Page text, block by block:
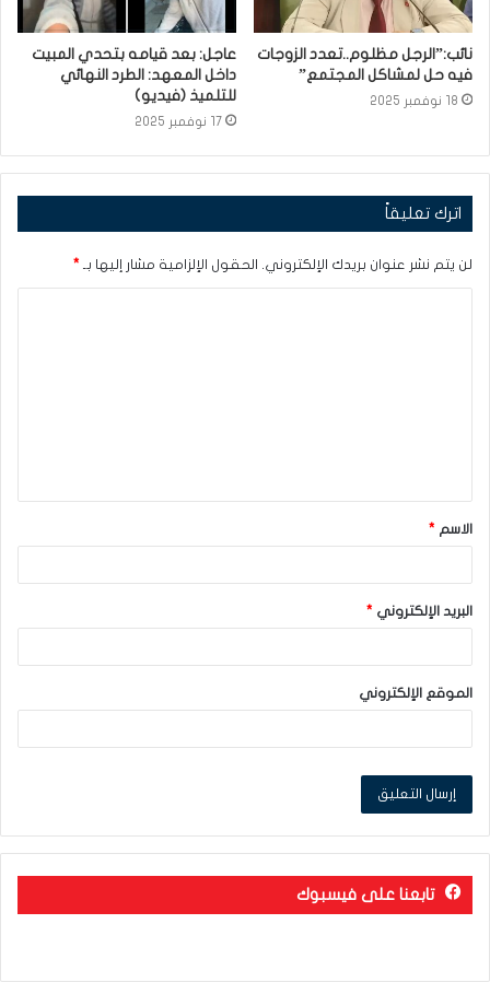
نائب:”الرجل مظلوم..تعدد الزوجات
فيه حل لمشاكل المجتمع”
18 نوفمبر 2025
عاجل: بعد قيامه بتحدي المبيت
داخل المعهد: الطرد النهائي
للتلميذ (فيديو)
17 نوفمبر 2025
اترك تعليقاً
لن يتم نشر عنوان بريدك الإلكتروني. الحقول الإلزامية مشار إليها بـ *
ق
*
الاسم *
البريد الإلكتروني *
الموقع الإلكتروني
تابعنا على فيسبوك